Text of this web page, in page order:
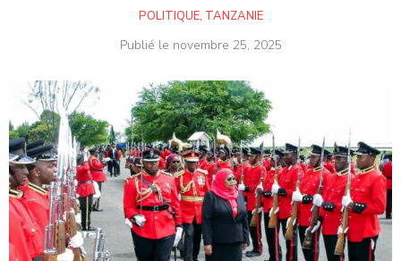
POLITIQUE, TANZANIE
Publié le novembre 25, 2025